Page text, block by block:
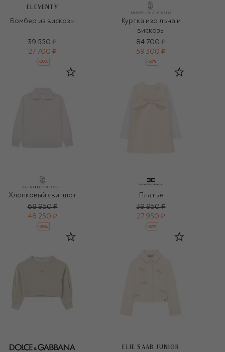
ELEVENTY
Бомбер из вискозы
39 550 ₽
27 700 ₽
-30%
Куртка изо льна и
вискозы
84 700 ₽
59 300 ₽
-30%
Хлопковый свитшот
68 950 ₽
48 250 ₽
-30%
Платье
39 950 ₽
27 950 ₽
-30%
ELIE SAAB JUNIOR